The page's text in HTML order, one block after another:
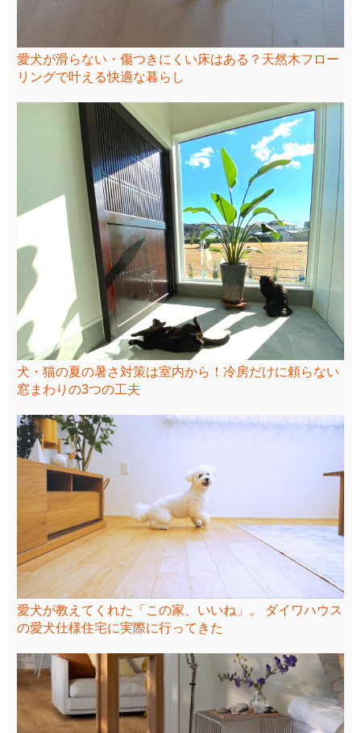
愛犬が滑らない・傷つきにくい床はある？天然木フロー
リングで叶える快適な暮らし
犬・猫の夏の暑さ対策は室内から！冷房だけに頼らない
窓まわりの3つの工夫
愛犬が教えてくれた「この家、いいね」。 ダイワハウス
の愛犬仕様住宅に実際に行ってきた